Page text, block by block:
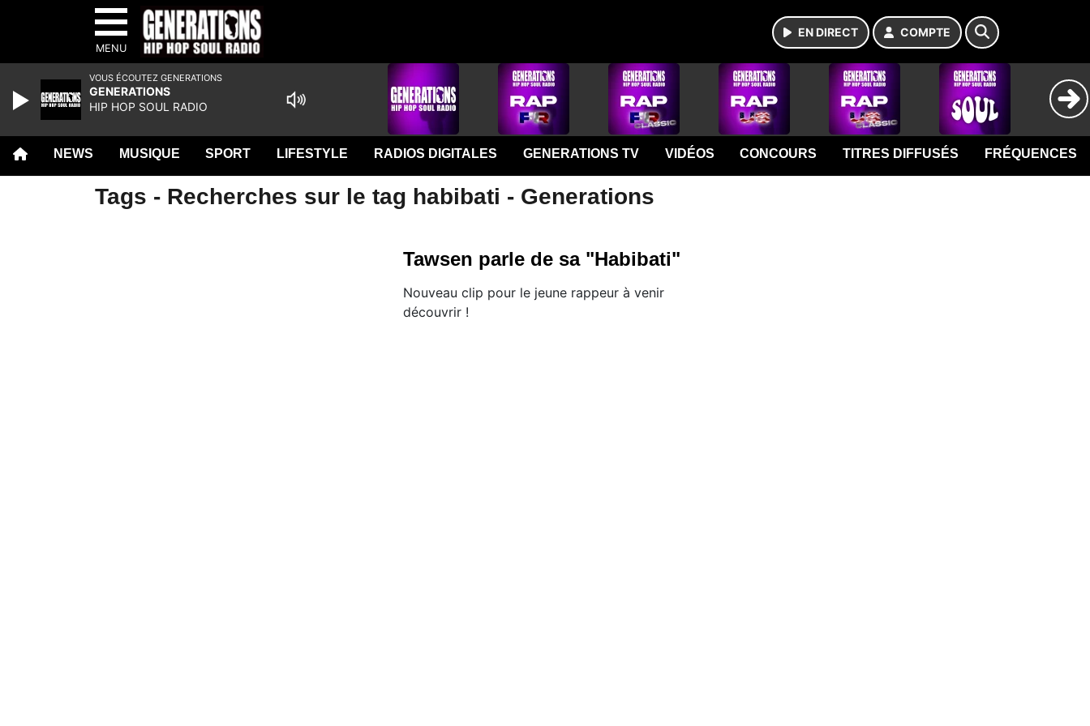
MENU
EN DIRECT COMPTE
NEWS MUSIQUE SPORT LIFESTYLE RADIOS DIGITALES GENERATIONS TV VIDÉOS CONCOURS TITRES DIFFUSÉS FRÉQUENCES
Tags - Recherches sur le tag habibati - Generations
Tawsen parle de sa "Habibati"
Nouveau clip pour le jeune rappeur à venir
découvrir !
VOUS ÉCOUTEZ GENERATIONS
GENERATIONS
HIP HOP SOUL RADIO